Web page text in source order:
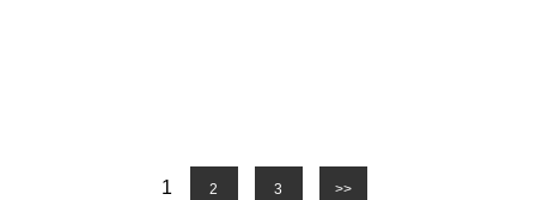
1 2 3 >>